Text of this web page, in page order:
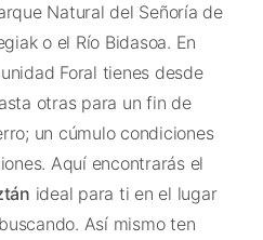
Natural del Señoría de
o el Río Bidasoa. En
Foral tienes desde
otras para un fin de
un cúmulo condiciones
Aquí encontrarás el
ideal para ti en el lugar
Así mismo ten